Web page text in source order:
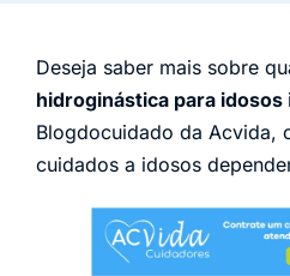
Deseja saber mais sobre
hidroginástica para idosos
Blogdocuidado da Acvida,
cuidados a idosos